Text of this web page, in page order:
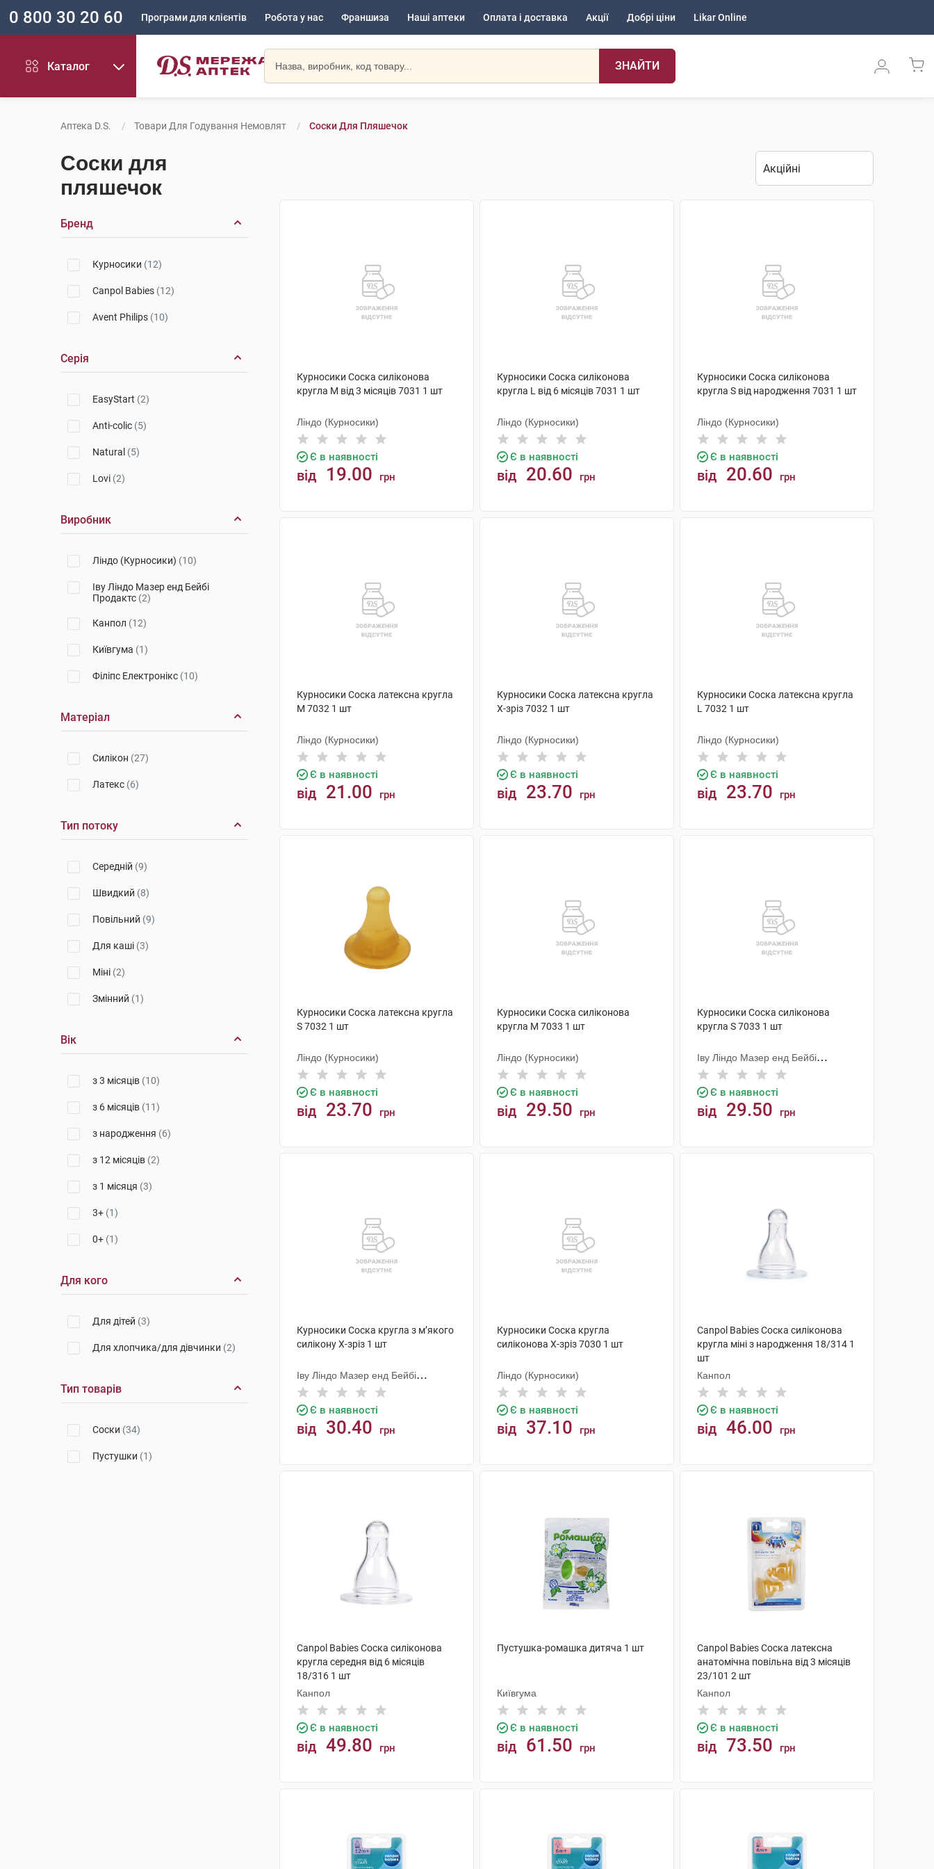
0 800 30 20 60 Програми для клієнтів Робота у нас Франшиза Наші аптеки Оплата і доставка Акції Добрі ціни Likar Online
Каталог ЗНАЙТИ
Аптека D.S. Товари Для Годування Немовлят Соски Для Пляшечок
Соски для
пляшечок
Бренд
Курносики (12)
Canpol Babies (12)
Avent Philips (10)
Серія
EasyStart (2)
Anti-colic (5)
Natural (5)
Lovi (2)
Виробник
Ліндо (Курносики) (10)
Іву Ліндо Мазер енд Бейбі
Продактс (2)
Канпол (12)
Київгума (1)
Філіпс Електронікс (10)
Матеріал
Cилікон (27)
Латекс (6)
Тип потоку
Середній (9)
Швидкий (8)
Повільний (9)
Для каші (3)
Міні (2)
Змінний (1)
Вік
з 3 місяців (10)
з 6 місяців (11)
з народження (6)
з 12 місяців (2)
з 1 місяця (3)
3+ (1)
0+ (1)
Для кого
Для дітей (3)
Для хлопчика/для дівчинки (2)
Тип товарів
Соски (34)
Пустушки (1)
Курносики Соска силіконова
кругла M від 3 місяців 7031 1 шт
Ліндо (Курносики)
Є в наявності
від 19.00 грн
Курносики Соска силіконова
кругла L від 6 місяців 7031 1 шт
Ліндо (Курносики)
Є в наявності
від 20.60 грн
Курносики Соска силіконова
кругла S від народження 7031 1 шт
Ліндо (Курносики)
Є в наявності
від 20.60 грн
Курносики Соска латексна кругла
M 7032 1 шт
Ліндо (Курносики)
Є в наявності
від 21.00 грн
Курносики Соска латексна кругла
X-зріз 7032 1 шт
Ліндо (Курносики)
Є в наявності
від 23.70 грн
Курносики Соска латексна кругла
L 7032 1 шт
Ліндо (Курносики)
Є в наявності
від 23.70 грн
Курносики Соска латексна кругла
S 7032 1 шт
Ліндо (Курносики)
Є в наявності
від 23.70 грн
Курносики Соска силіконова
кругла M 7033 1 шт
Ліндо (Курносики)
Є в наявності
від 29.50 грн
Курносики Соска силіконова
кругла S 7033 1 шт
Іву Ліндо Мазер енд Бейбі
Продактс
Є в наявності
від 29.50 грн
Курносики Соска кругла з м’якого
силікону X-зріз 1 шт
Іву Ліндо Мазер енд Бейбі
Продактс
Є в наявності
від 30.40 грн
Курносики Соска кругла
силіконова X-зріз 7030 1 шт
Ліндо (Курносики)
Є в наявності
від 37.10 грн
Canpol Babies Соска силіконова
кругла міні з народження 18/314 1
шт
Канпол
Є в наявності
від 46.00 грн
Canpol Babies Соска силіконова
кругла середня від 6 місяців
18/316 1 шт
Канпол
Є в наявності
від 49.80 грн
Пустушка-ромашка дитяча 1 шт
Київгума
Є в наявності
від 61.50 грн
Canpol Babies Соска латексна
анатомічна повільна від 3 місяців
23/101 2 шт
Канпол
Є в наявності
від 73.50 грн